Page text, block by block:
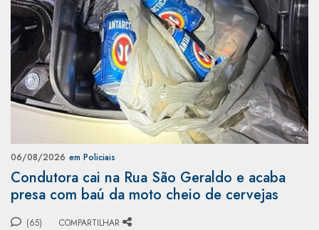
06/08/2026 em Policiais
Condutora cai na Rua São Geraldo e acaba
presa com baú da moto cheio de cervejas
(65) COMPARTILHAR